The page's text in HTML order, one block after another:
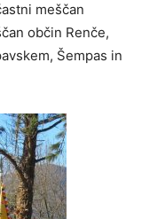
meščan
občin Renče,
Šempas in